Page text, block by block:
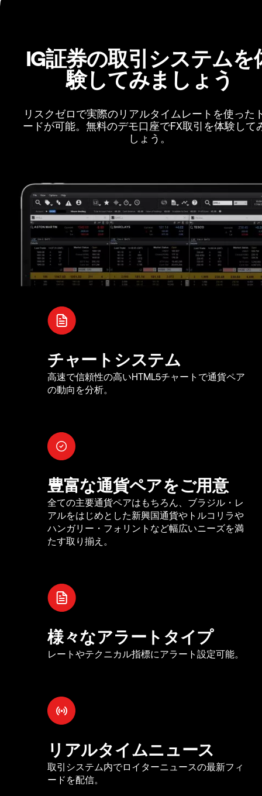
IG証券の取引システムを
験してみましょう
リスクゼロで実際のリアルタイムレートを使った
ードが可能。無料のデモ口座でFX取引を体験して
しょう。
チャートシステム
高速で信頼性の高いHTML5チャートで通貨ペア
の動向を分析。
豊富な通貨ペアをご用意
全ての主要通貨ペアはもちろん、ブラジル・レ
アルをはじめとした新興国通貨やトルコリラや
ハンガリー・フォリントなど幅広いニーズを満
たす取り揃え。
様々なアラートタイプ
レートやテクニカル指標にアラート設定可能。
リアルタイムニュース
取引システム内でロイターニュースの最新フィ
ードを配信。